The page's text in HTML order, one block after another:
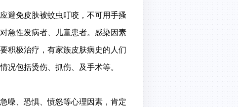
避免皮肤被蚊虫叮咬，不可用手搔
急性发病者、儿童患者。感染因素
积极治疗，有家族皮肤病史的人们
况包括烫伤、抓伤、及手术等。
噪、恐惧、愤怒等心理因素，肯定